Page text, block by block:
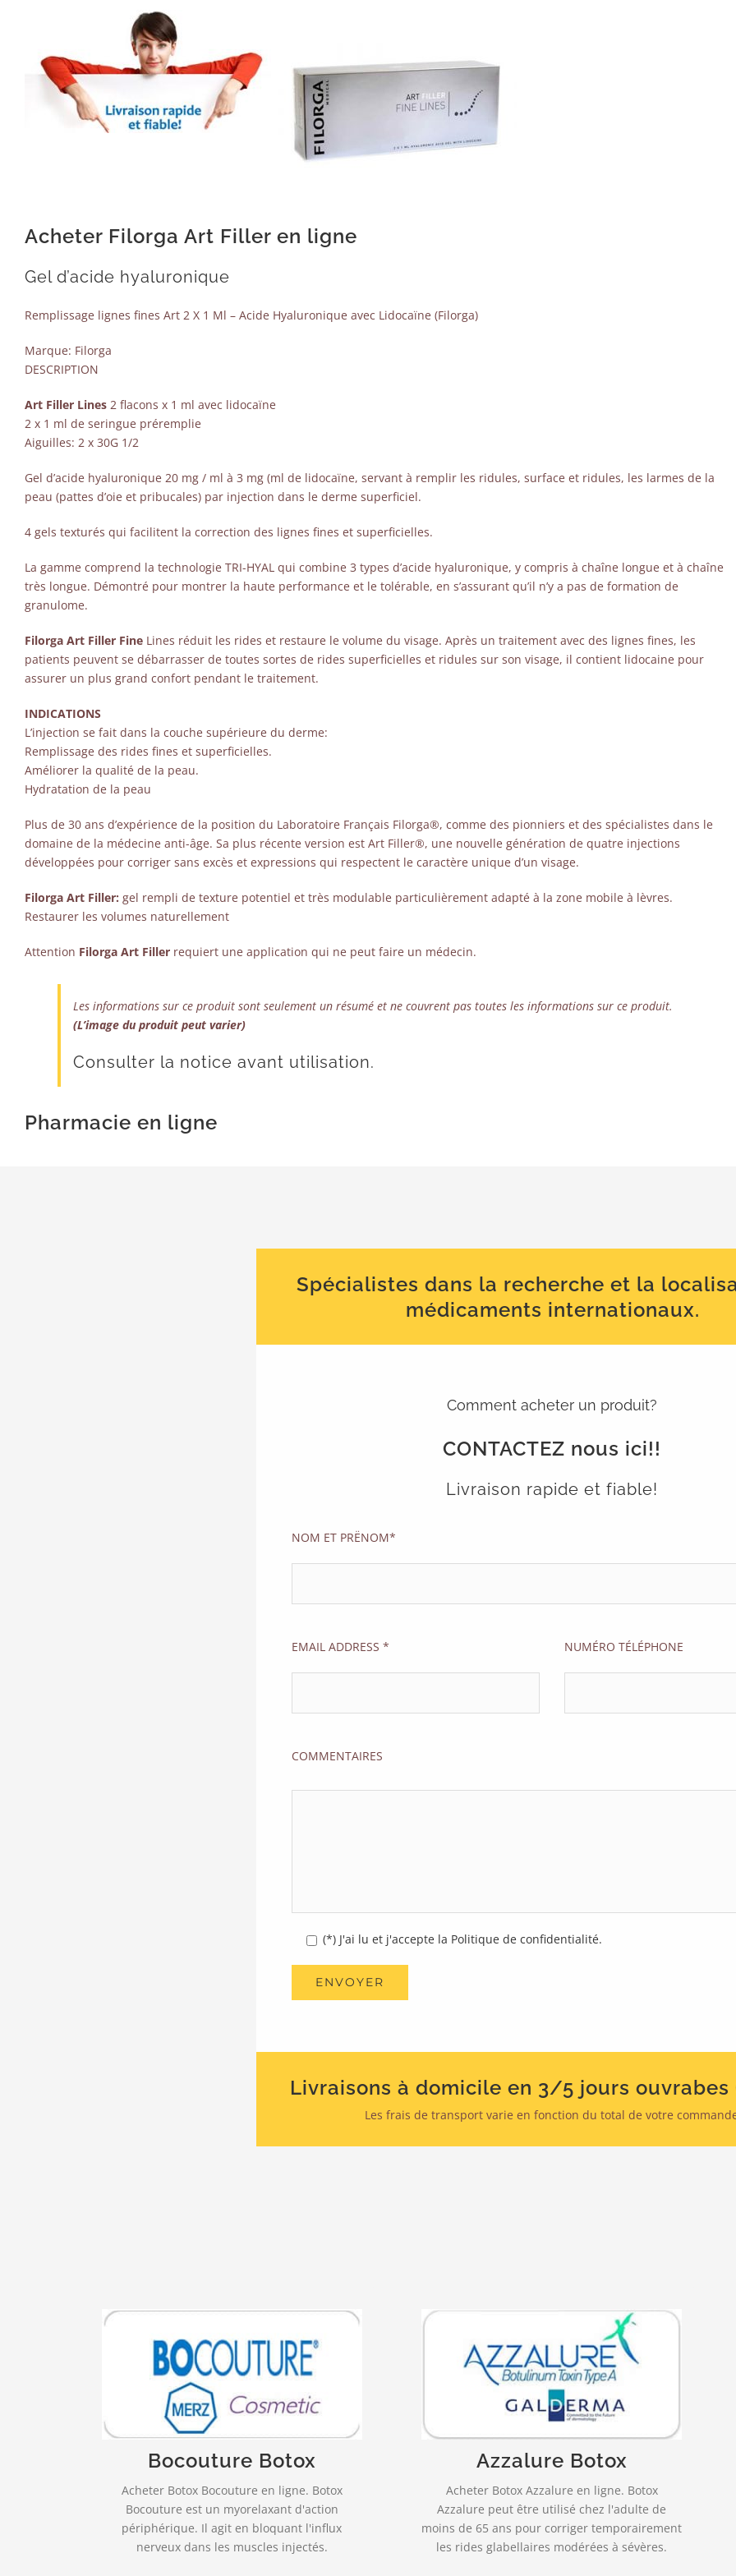
Acheter Filorga Art Filler en ligne
Gel d’acide hyaluronique
Remplissage lignes fines Art 2 X 1 Ml – Acide Hyaluronique avec Lidocaïne (Filorga)
Marque: Filorga
DESCRIPTION
Art Filler Lines 2 flacons x 1 ml avec lidocaïne
2 x 1 ml de seringue préremplie
Aiguilles: 2 x 30G 1/2
Gel d’acide hyaluronique 20 mg / ml à 3 mg (ml de lidocaïne, servant à remplir les ridules, surface et ridules, les larmes de la
peau (pattes d’oie et pribucales) par injection dans le derme superficiel.
4 gels texturés qui facilitent la correction des lignes fines et superficielles.
La gamme comprend la technologie TRI-HYAL qui combine 3 types d’acide hyaluronique, y compris à chaîne longue et à chaîne
très longue. Démontré pour montrer la haute performance et le tolérable, en s’assurant qu’il n’y a pas de formation de
granulome.
Filorga Art Filler Fine Lines réduit les rides et restaure le volume du visage. Après un traitement avec des lignes fines, les
patients peuvent se débarrasser de toutes sortes de rides superficielles et ridules sur son visage, il contient lidocaine pour
assurer un plus grand confort pendant le traitement.
INDICATIONS
L’injection se fait dans la couche supérieure du derme:
Remplissage des rides fines et superficielles.
Améliorer la qualité de la peau.
Hydratation de la peau
Plus de 30 ans d’expérience de la position du Laboratoire Français Filorga®, comme des pionniers et des spécialistes dans le
domaine de la médecine anti-âge. Sa plus récente version est Art Filler®, une nouvelle génération de quatre injections
développées pour corriger sans excès et expressions qui respectent le caractère unique d’un visage.
Filorga Art Filler: gel rempli de texture potentiel et très modulable particulièrement adapté à la zone mobile à lèvres.
Restaurer les volumes naturellement
Attention Filorga Art Filler requiert une application qui ne peut faire un médecin.
Les informations sur ce produit sont seulement un résumé et ne couvrent pas toutes les informations sur ce produit.
(L’image du produit peut varier)
Consulter la notice avant utilisation.
Pharmacie en ligne
Spécialistes dans la recherche et la
médicaments internationaux.
Comment acheter un produit?
CONTACTEZ nous ici!!
Livraison rapide et fiable!
NOM ET PRËNOM*
EMAIL ADDRESS * NUMÉRO TÉLÉPHONE
COMMENTAIRES
(*) J'ai lu et j'accepte la Politique de confidentialité.
Livraisons à domicile en 3/5 jours ouvrabes
Les frais de transport varie en fonction du total de votre
Bocouture Botox
Acheter Botox Bocouture en ligne. Botox
Bocouture est un myorelaxant d'action
périphérique. Il agit en bloquant l'influx
nerveux dans les muscles injectés.
Livraison rapide et fiable!
Bocouture
est indiqué dans la correction
temporaire des rides verticales
intersourcilières observées lors du froncement
des sourcils…
PLUS INFO…
Azzalure Botox
Acheter Botox Azzalure en ligne. Botox
Azzalure peut être utilisé chez l'adulte de
moins de 65 ans pour corriger temporairement
les rides glabellaires modérées à sévères.
Livraison rapide et fiable!
agit au niveau de la jonction entre
les nerfs et les muscles, en empêchant la
libération par les terminaisons nerveuses d’un
« messager » chimique, appelé l’acétylcholine…
PLUS INFO…